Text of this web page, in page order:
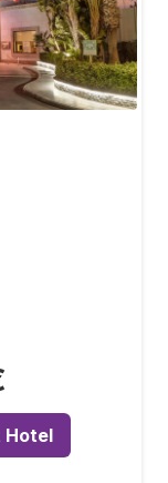
Hotel